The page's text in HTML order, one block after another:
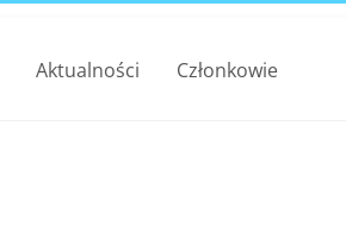
Aktualności Członkowie